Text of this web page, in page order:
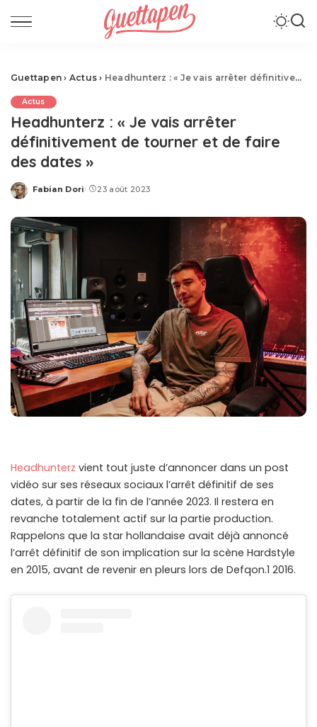
Guettapen › Actus › Headhunterz : « Je vais arrêter définitivement de tourner et de faire des dates »
Actus
Headhunterz : « Je vais arrêter
définitivement de tourner et de faire
des dates »
Posted
Fabian Dori 23 août 2023
Headhunterz vient tout juste d’annoncer dans un post
vidéo sur ses réseaux sociaux l’arrêt définitif de ses
dates, à partir de la fin de l’année 2023. Il restera en
revanche totalement actif sur la partie production.
Rappelons que la star hollandaise avait déjà annoncé
l’arrêt définitif de son implication sur la scène Hardstyle
en 2015, avant de revenir en pleurs lors de Defqon.1 2016.